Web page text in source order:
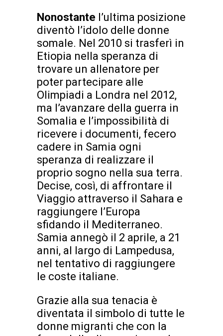
Nonostante l’ultima posizione
diventò l’idolo delle donne
somale. Nel 2010 si trasferì in
Etiopia nella speranza di
trovare un allenatore per
poter partecipare alle
Olimpiadi a Londra nel 2012,
ma l’avanzare della guerra in
Somalia e l’impossibilità di
ricevere i documenti, fecero
cadere in Samia ogni
speranza di realizzare il
proprio sogno nella sua terra.
Decise, così, di affrontare il
Viaggio attraverso il Sahara e
raggiungere l’Europa
sfidando il Mediterraneo.
Samia annegò il 2 aprile, a 21
anni, al largo di Lampedusa,
nel tentativo di raggiungere
le coste italiane.
Grazie alla sua tenacia è
diventata il simbolo di tutte le
donne migranti che con la